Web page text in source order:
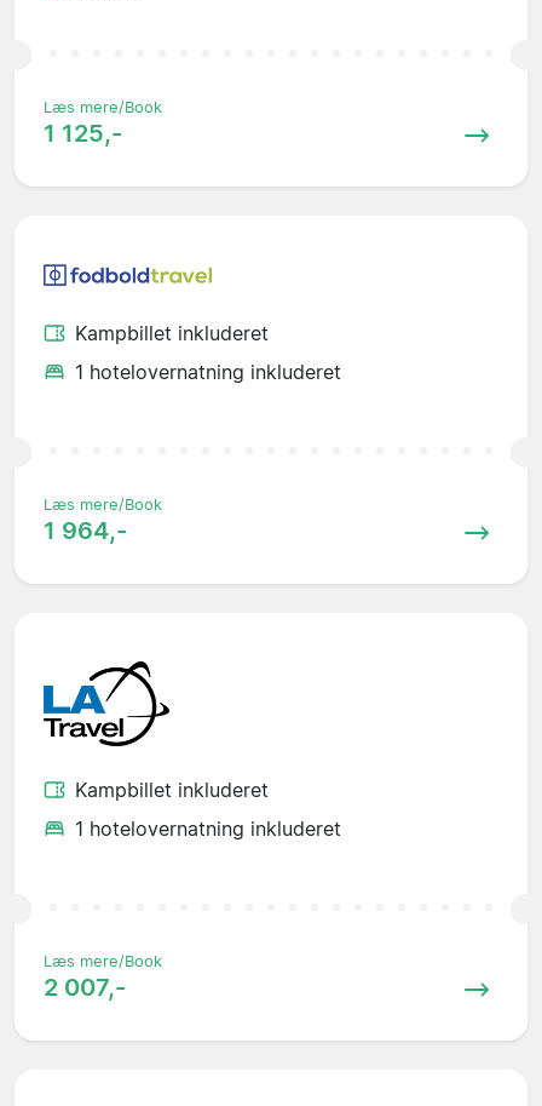
Læs mere/Book
1 125,-
Kampbillet inkluderet
1 hotelovernatning inkluderet
Læs mere/Book
1 964,-
Kampbillet inkluderet
1 hotelovernatning inkluderet
Læs mere/Book
2 007,-